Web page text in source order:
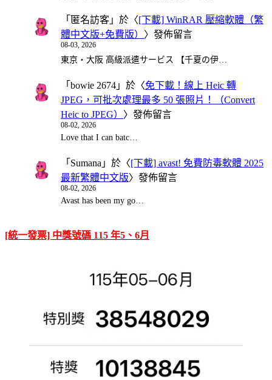
「 匿名訪客 」於〈[下載] WinRAR 壓縮軟體（繁
體中文版+免費版） 〉發佈留言
08-03, 2026
東京・大阪 高級派遣サービス 【千夏の伊…
「 bowie 2674 」於〈免下載！線上 Heic 轉
JPEG，可批次處理最多 50 張照片！（Convert
Heic to JPEG） 〉發佈留言
08-02, 2026
Love that I can batc…
「 Sumana 」於〈[下載] avast! 免費防毒軟體 2025
最新繁體中文版〉發佈留言
08-02, 2026
Avast has been my go…
[統一發票] 中獎號碼 115 年5、6月